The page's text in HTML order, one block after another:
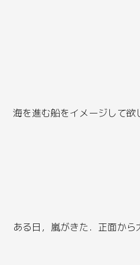
海を進む船をイメージして欲
ある日，嵐がきた．正面から